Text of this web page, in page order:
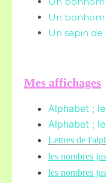
Un
Un sapin de
Mes affichages
Alphabet ;
Alphabet ;
Lettres de
les nombres
les nombres